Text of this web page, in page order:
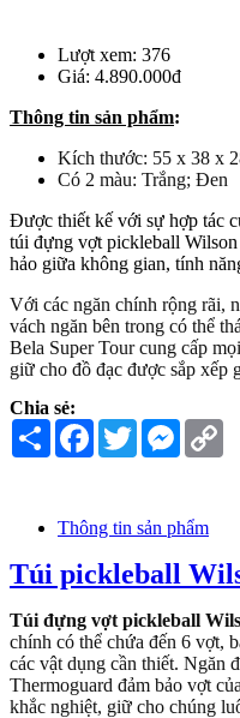
Lượt xem: 376
Giá: 4.890.000đ
Thông tin sản phẩm:
Kích thước: 55 x 38 x
Có 2 màu: Trắng; Đen
Được thiết kế với sự hợp tác
túi đựng vợt pickleball
hảo giữa không gian, tính
Với các ngăn chính rộng rãi,
vách ngăn bên trong có thể
Bela Super Tour cung cấp
giữ cho đồ đạc được sắp xếp
Chia sẻ:
Share Facebook
Twitter
Thông tin sản phẩm
Túi pickleball
Túi đựng vợt pickleball
chính có thể chứa đến 6 vợt,
các vật dụng cần thiết. Ngăn
Thermoguard đảm bảo vợt
khắc nghiệt, giữ cho chúng